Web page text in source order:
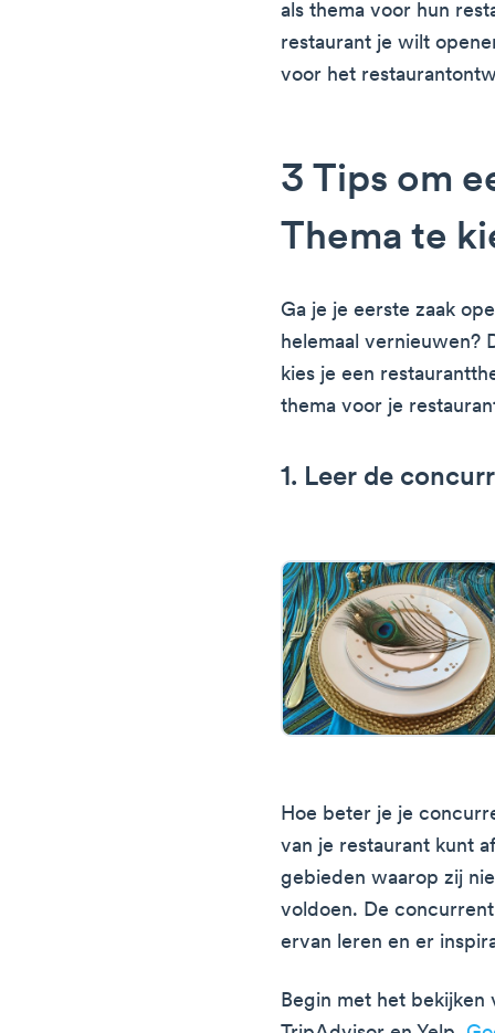
als thema voor hun
restaurant je wilt
voor het
3 Tips om
Thema te
Ga je je eerste zaak
helemaal vernieuwen?
kies je een
thema voor je
1. Leer de
Hoe beter je je
van je restaurant kunt
gebieden waarop zij
voldoen. De
ervan leren en er
Begin met het bekijken